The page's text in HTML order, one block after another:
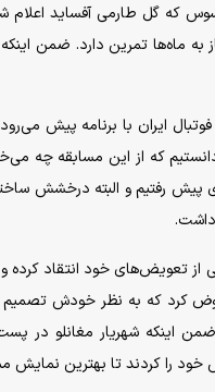
که گل طارمی آفساید اعلام
به ماه‌ها تمرین دارد. ضمن
ایران با برنامه پیش می‌رود
که از این مسابقه چه
پیش رفتیم و البته درخشش
داشت.
از تعویض‌های خود انتقاد
کرد که به نظر خودش
ضمن اینکه شهریار مغانلو
را کردند تا بهترین نمایش